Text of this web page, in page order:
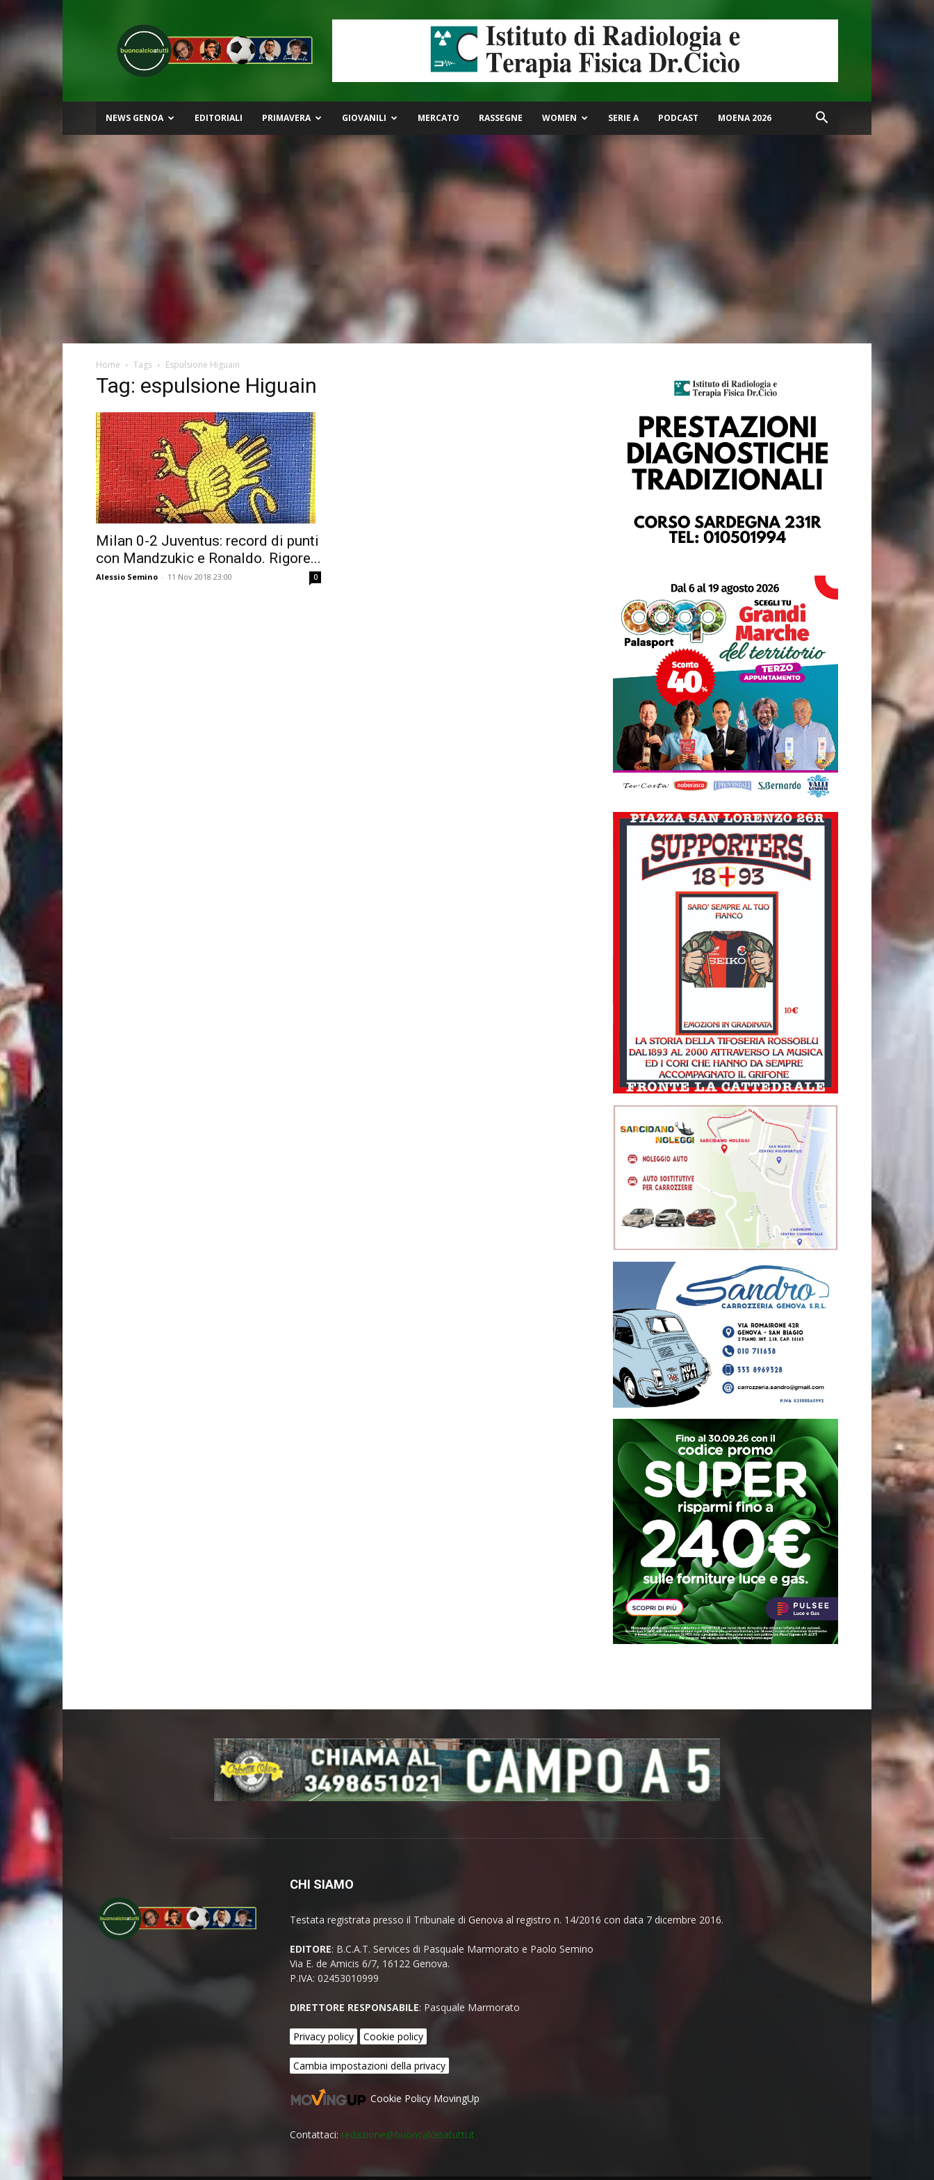
Buon
Calcio
a
Tutti
NEWS GENOA EDITORIALI PRIMAVERA GIOVANILI MERCATO RASSEGNE WOMEN SERIE A PODCAST MOENA 2026
Home Tags Espulsione Higuain
Tag: espulsione Higuain
Milan 0-2 Juventus: record di punti
con Mandzukic e Ronaldo. Rigore...
Alessio Semino - 11 Nov 2018 23:00 0
CHI SIAMO
Testata registrata presso il Tribunale di Genova al registro n. 14/2016 con data 7 dicembre 2016.
EDITORE: B.C.A.T. Services di Pasquale Marmorato e Paolo Semino
Via E. de Amicis 6/7, 16122 Genova.
P.IVA: 02453010999
DIRETTORE RESPONSABILE: Pasquale Marmorato
Privacy policy Cookie policy
Cambia impostazioni della privacy
Cookie Policy MovingUp
Contattaci: redazione@buoncalcioatutti.it